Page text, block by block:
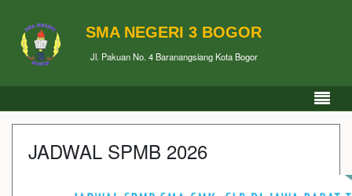
SMA NEGERI 3 BOGOR
Jl. Pakuan No. 4 Baranangsiang Kota Bogor
JADWAL SPMB 2026